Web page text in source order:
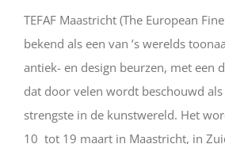
TEFAF Maastricht (The European
bekend als een van ’s werelds
antiek- en design beurzen, met een
dat door velen wordt beschouwd als
strengste in de kunstwereld. Het
10 tot 19 maart in Maastricht, in